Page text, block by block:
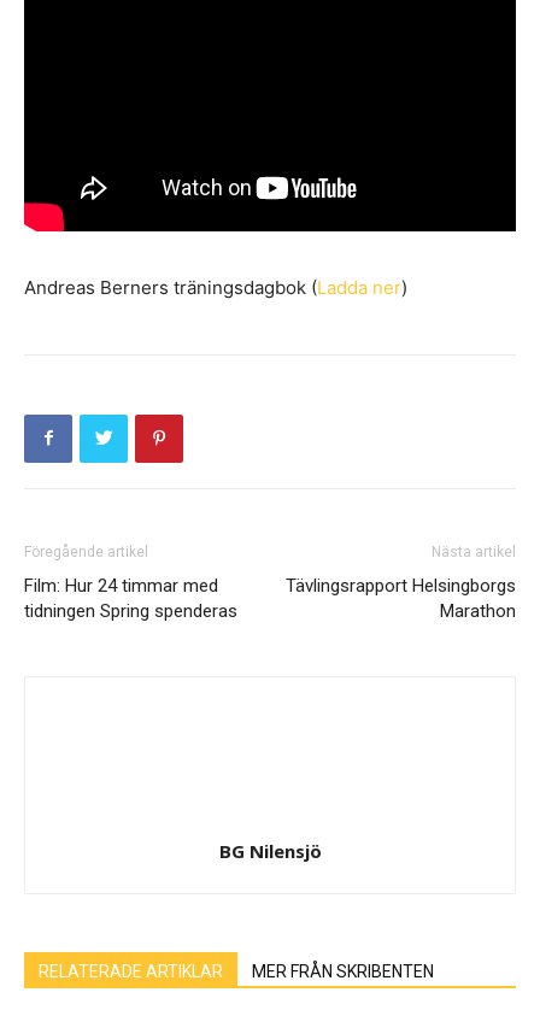
Andreas Berners träningsdagbok (Ladda ner)
Föregående artikel
Film: Hur 24 timmar med
tidningen Spring spenderas
Nästa artikel
Tävlingsrapport Helsingborgs
Marathon
BG Nilensjö
RELATERADE ARTIKLAR MER FRÅN SKRIBENTEN